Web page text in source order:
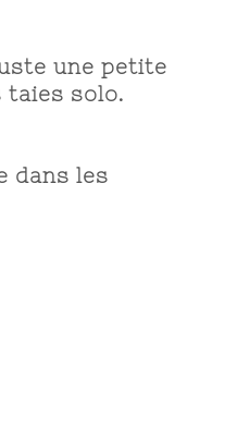
une petite
taies solo.
dans les